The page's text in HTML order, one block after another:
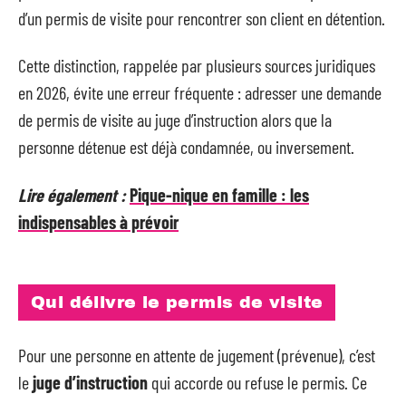
d’un permis de visite pour rencontrer son client en détention.
Cette distinction, rappelée par plusieurs sources juridiques
en 2026, évite une erreur fréquente : adresser une demande
de permis de visite au juge d’instruction alors que la
personne détenue est déjà condamnée, ou inversement.
Lire également :Pique-nique en famille : les
indispensables à prévoir
Qui délivre le permis de visite
Pour une personne en attente de jugement (prévenue), c’est
lejuge d’instruction qui accorde ou refuse le permis. Ce